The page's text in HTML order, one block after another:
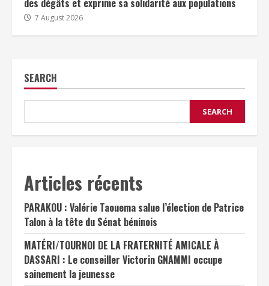
des dégâts et exprime sa solidarité aux populations
7 August 2026
SEARCH
SEARCH
Articles récents
PARAKOU : Valérie Taouema salue l’élection de Patrice
Talon à la tête du Sénat béninois
MATÉRI/TOURNOI DE LA FRATERNITÉ AMICALE À
DASSARI : Le conseiller Victorin GNAMMI occupe
sainement la jeunesse